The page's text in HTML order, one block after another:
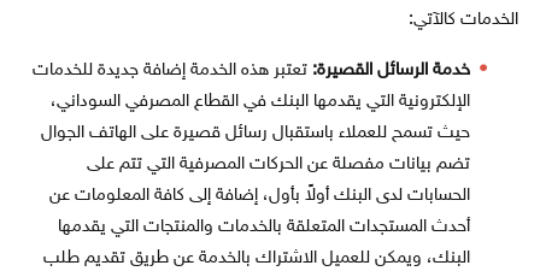
الخدمات كالآتي:
خدمة الرسائل القصيرة: تعتبر هذه الخدمة إضافة جديدة للخدمات
الإلكترونية التي يقدمها البنك في القطاع المصرفي السوداني،
حيث تسمح للعملاء باستقبال رسائل قصيرة على الهاتف الجوال
تضم بيانات مفصلة عن الحركات المصرفية التي تتم على
الحسابات لدى البنك أولاً بأول، إضافة إلى كافة المعلومات عن
أحدث المستجدات المتعلقة بالخدمات والمنتجات التي يقدمها
البنك، ويمكن للعميل الاشتراك بالخدمة عن طريق تقديم طلب